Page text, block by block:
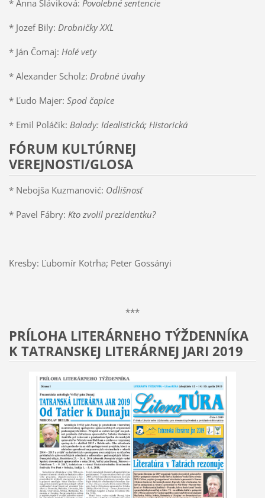
* Anna Sláviková: Povolebné sentencie
* Jozef Bily: Drobničky XXL
* Ján Čomaj: Holé vety
* Alexander Scholz: Drobné úvahy
* Ľudo Majer: Spod čapice
* Emil Poláčik: Balady: Idealistická; Historická
FÓRUM KULTÚRNEJ
VEREJNOSTI/GLOSA
* Nebojša Kuzmanović: Odlišnosť
* Pavel Fábry: Kto zvolil prezidentku?
Kresby: Ľubomír Kotrha; Peter Gossányi
***
PRÍLOHA LITERÁRNEHO TÝŽDENNÍKA
K TATRANSKEJ LITERÁRNEJ JARI 2019